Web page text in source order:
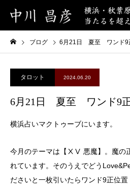
ブログ 6月21日 夏至 ワンド9
タロット 2024.06.20
6月21日 夏至 ワンド9
横浜占いマクトゥーブにいます。
今月のテーマは【ⅩⅤ 悪魔】。魔の
れています。そのうえでどう
ださいと一枚引いたらワンド9正位置